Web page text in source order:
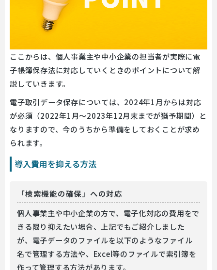
ここからは、個人事業主や中小企業の担当者が実際に電
子帳簿保存法に対応していくときのポイントについて解
説していきます。
電子取引データ保存については、2024年1月からは対応
が必須（2022年1月〜2023年12月末までが猶予期間）
と
なりますので、今のうちから準備をしておくことが求め
られます。
導入費用を抑える方法
「検索機能の確保」への対応
個人事業主や中小企業の方で、電子化対応の費用をで
きる限り抑えたい場合、上記でもご紹介しました
が、電子データのファイルを以下のようなファイル
名で管理する方法や、Excel等のファイルで索引簿を
作って管理する方法があります。